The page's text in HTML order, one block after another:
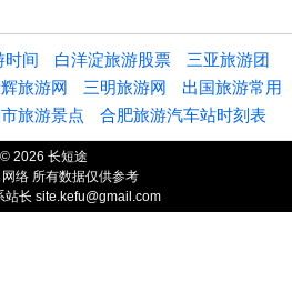
时间 白洋淀旅游股票
三亚旅游团
旅游网 三明旅游网
出国旅游常用
旅游景点 合肥旅游汽车站时刻表
© 2026 长短途
络 所有数据仅供参考
站长 site.kefu@gmail.com